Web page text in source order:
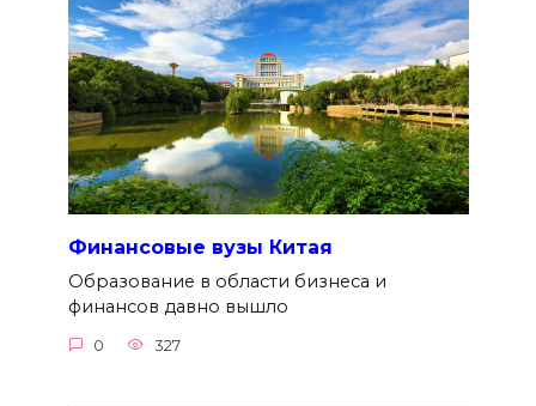
Финансовые вузы Китая
Образование в области бизнеса и
финансов давно вышло
0 327